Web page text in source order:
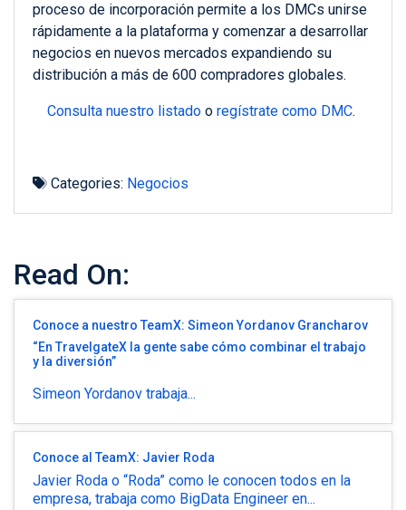
proceso de incorporación permite a los DMCs unirse
rápidamente a la plataforma y comenzar a desarrollar
negocios en nuevos mercados expandiendo su
distribución a más de 600 compradores globales.
Consulta nuestro listado o regístrate como DMC.
Categories: Negocios
Read On:
Conoce a nuestro TeamX: Simeon Yordanov Grancharov
“En TravelgateX la gente sabe cómo combinar el trabajo
y la diversión”
Simeon Yordanov trabaja...
Conoce al TeamX: Javier Roda
Javier Roda o “Roda” como le conocen todos en la
empresa, trabaja como BigData Engineer en...